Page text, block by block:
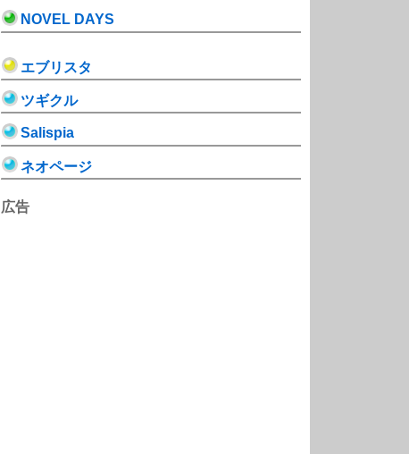
NOVEL DAYS
エブリスタ
ツギクル
Salispia
ネオページ
広告